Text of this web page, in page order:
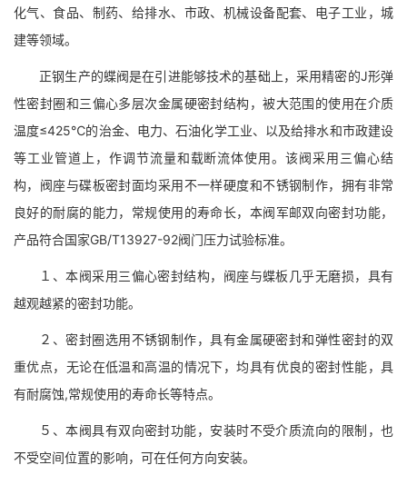
化气、食品、制药、给排水、市政、机械设备配套、电子工业，城
建等领域。
正钢生产的蝶阀是在引进能够技术的基础上，采用精密的J形弹
性密封圈和三偏心多层次金属硬密封结构，被大范围的使用在介质
温度≤425℃的治金、电力、石油化学工业、以及给排水和市政建设
等工业管道上，作调节流量和载断流体使用。该阀采用三偏心结
构，阀座与碟板密封面均采用不一样硬度和不锈钢制作，拥有非常
良好的耐腐的能力，常规使用的寿命长，本阀军邮双向密封功能，
产品符合国家GB/T13927-92阀门压力试验标准。
１、本阀采用三偏心密封结构，阀座与蝶板几乎无磨损，具有
越观越紧的密封功能。
２、密封圈选用不锈钢制作，具有金属硬密封和弹性密封的双
重优点，无论在低温和高温的情况下，均具有优良的密封性能，具
有耐腐蚀,常规使用的寿命长等特点。
５、本阀具有双向密封功能，安装时不受介质流向的限制，也
不受空间位置的影响，可在任何方向安装。